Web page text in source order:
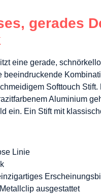
gerades
eine gerade,
Softtouch
Aluminium
ein. Ein Stift mit
Linie
ausgestattet